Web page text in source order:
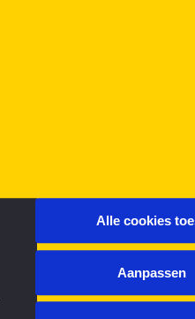
Alle cookies
Aanpassen